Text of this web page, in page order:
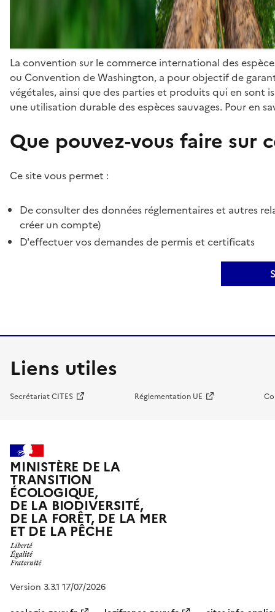
La convention sur le commerce international des
ou Convention de Washington, a pour objectif de
végétales, ainsi que des parties et produits qui en sont
une utilisation durable des espèces sauvages. Pour en
Que pouvez-vous faire sur
Ce site vous permet :
De consulter des données réglementaires et autres
créer un compte)
D'effectuer vos demandes de permis et certificats
Liens utiles
Secrétariat CITES Réglementation UE
MINISTÈRE DE LA
TRANSITION
ÉCOLOGIQUE,
DE LA BIODIVERSITÉ,
DE LA FORÊT, DE LA MER
ET DE LA PÊCHE
Version 3.3.1 17/07/2026